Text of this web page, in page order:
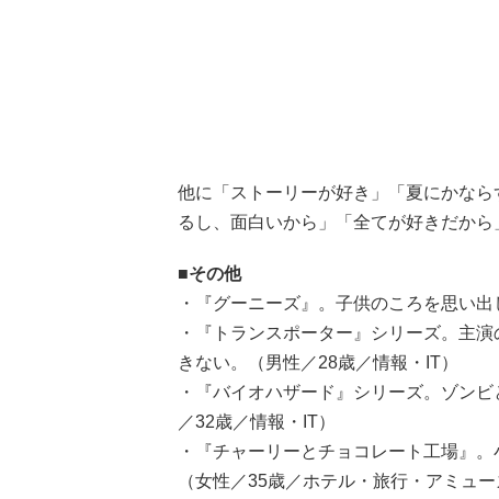
他に「ストーリーが好き」「夏にかな
るし、面白いから」「全てが好きだから
■その他
・『グーニーズ』。子供のころを思い
・『トランスポーター』シリーズ。主
きない。（男性／28歳／情報・IT）
・『バイオハザード』シリーズ。ゾン
／32歳／情報・IT）
・『チャーリーとチョコレート工場』
（女性／35歳／ホテル・旅行・アミュー